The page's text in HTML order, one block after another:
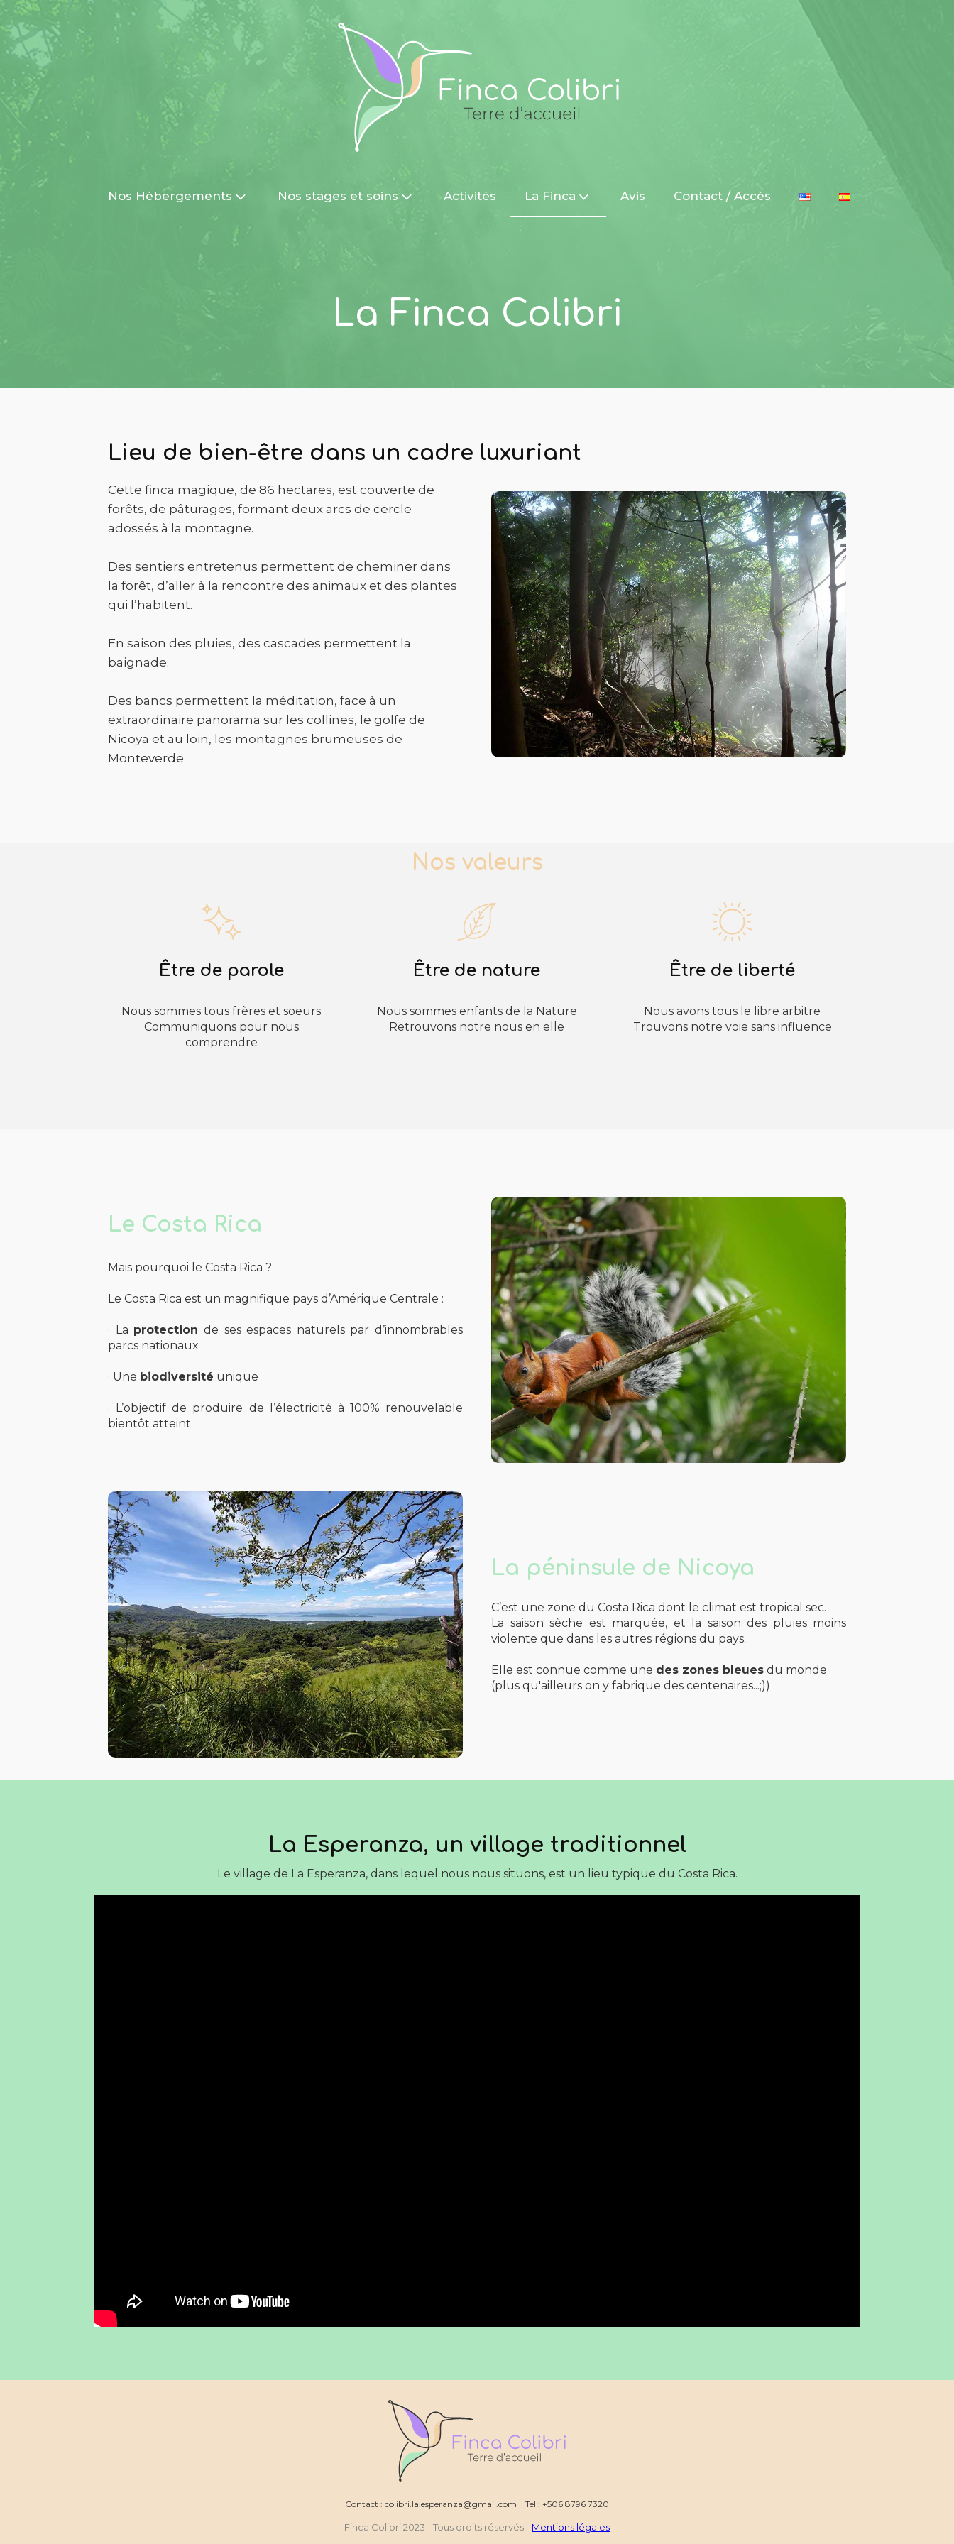
Nos Hébergements Nos stages et soins Activités La Finca Avis Contact / Accès
La Finca Colibri
Lieu de bien-être dans un cadre luxuriant
Cette finca magique, de 86 hectares, est couverte de
forêts, de pâturages, formant deux arcs de cercle
adossés à la montagne.
Des sentiers entretenus permettent de cheminer dans
la forêt, d’aller à la rencontre des animaux et des plantes
qui l’habitent.
En saison des pluies, des cascades permettent la
baignade.
Des bancs permettent la méditation, face à un
extraordinaire panorama sur les collines, le golfe de
Nicoya et au loin, les montagnes brumeuses de
Monteverde
Nos valeurs
Être de parole
Nous sommes tous frères et soeurs
Communiquons pour nous
comprendre
Être de nature
Nous sommes enfants de la Nature
Retrouvons notre nous en elle
Être de liberté
Nous avons tous le libre arbitre
Trouvons notre voie sans influence
Le Costa Rica
Mais pourquoi le Costa Rica ?
Le Costa Rica est un magnifique pays d’Amérique Centrale :
· La protection de ses espaces naturels par d’innombrables
parcs nationaux
· Une biodiversité unique
· L’objectif de produire de l’électricité à 100% renouvelable
bientôt atteint.
La péninsule de Nicoya
C’est une zone du Costa Rica dont le climat est tropical sec.
La saison sèche est marquée, et la saison des pluies moins
violente que dans les autres régions du pays..
Elle est connue comme une des zones bleues du monde
(plus qu'ailleurs on y fabrique des centenaires...;))
La Esperanza, un village traditionnel
Le village de La Esperanza, dans lequel nous nous situons, est un lieu typique du Costa Rica.
Contact : colibri.la.esperanza@gmail.com Tel : +506 8796 7320
Finca Colibri 2023 - Tous droits réservés - Mentions légales